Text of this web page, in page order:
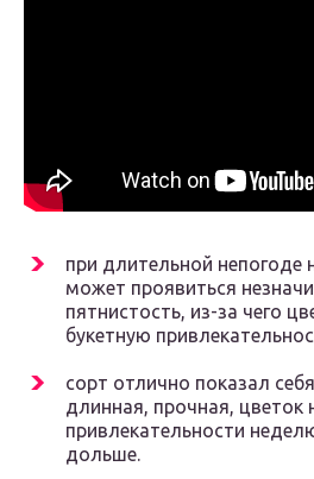
при длительной непогоде
может проявиться
пятнистость, из-за чего
букетную
сорт отлично показал
длинная, прочная, цветок
привлекательности
дольше.